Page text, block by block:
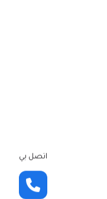
اتصل بي